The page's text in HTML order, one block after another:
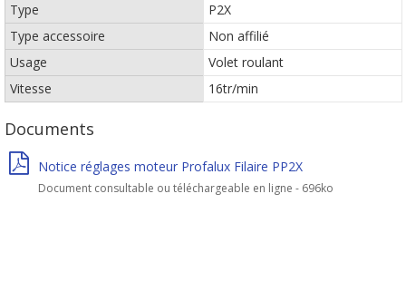
Type
P2X
Type accessoire
Non affilié
Usage
Volet roulant
Vitesse
16tr/min
Documents
Notice réglages moteur Profalux Filaire PP2X
Document consultable ou téléchargeable en ligne - 696ko